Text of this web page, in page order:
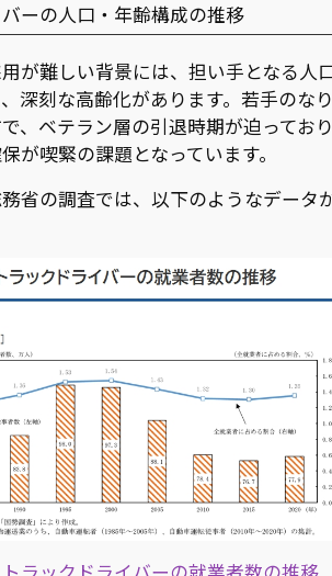
ーの人口・年齢構成の推移
が難しい背景には、担い手となる人
深刻な高齢化があります。若手のな
、ベテラン層の引退時期が迫ってお
が喫緊の課題となっています。
省の調査では、以下のようなデータ